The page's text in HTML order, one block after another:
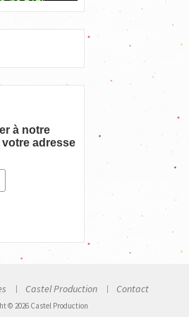
à notre
votre adresse
Castel Production Contact
© 2026 Castel Production